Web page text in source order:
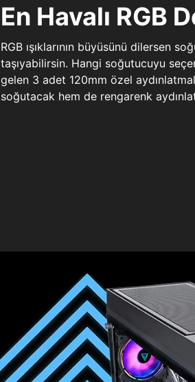
En Havalı RGB
RGB ışıklarının büyüsünü dilersen
taşıyabilirsin. Hangi soğutucuyu
gelen 3 adet 120mm özel
soğutacak hem de rengarenk